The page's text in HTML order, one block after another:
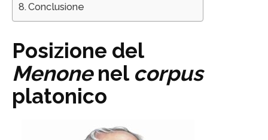
Conclusione
Posizione del
Menonenel corpus
platonico